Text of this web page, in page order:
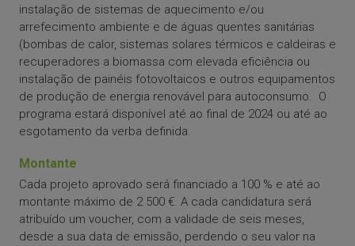
instalação de sistemas de aquecimento e/ou
arrefecimento ambiente e de águas quentes sanitárias
(bombas de calor, sistemas solares térmicos e caldeiras e
recuperadores a biomassa com elevada eficiência ou
instalação de painéis fotovoltaicos e outros equipamentos
de produção de energia renovável para autoconsumo. O
programa estará disponível até ao final de 2024 ou até ao
esgotamento da verba definida.
Montante
Cada projeto aprovado será financiado a 100 % e até ao
montante máximo de 2 500 €. A cada candidatura será
atribuído um voucher, com a validade de seis meses,
desde a sua data de emissão, perdendo o seu valor na